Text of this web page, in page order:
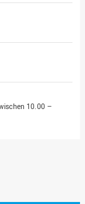
10.00 –